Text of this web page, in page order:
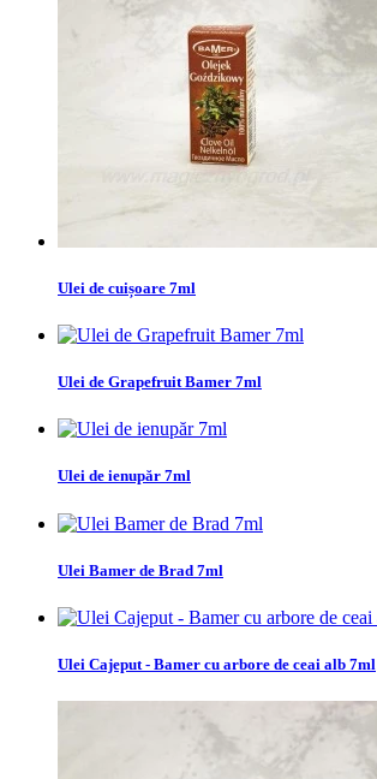
Ulei de cuișoare 7ml
Ulei de Grapefruit Bamer 7ml
Ulei de ienupăr 7ml
Ulei Bamer de Brad 7ml
Ulei Cajeput - Bamer cu arbore de ceai alb 7ml